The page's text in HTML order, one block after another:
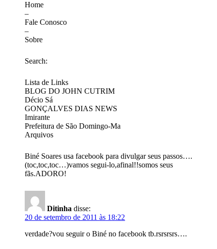
Home
–
Fale Conosco
–
Sobre
Search:
Lista de Links
BLOG DO JOHN CUTRIM
Décio Sá
GONÇALVES DIAS NEWS
Imirante
Prefeitura de São Domingo-Ma
Arquivos
Biné Soares usa facebook para divulgar seus passos….
(toc,toc,toc…)vamos segui-lo,afinal!!somos seus
fãs.ADORO!
Ditinha disse:
20 de setembro de 2011 às 18:22
verdade?vou seguir o Biné no facebook tb.rsrsrsrs….